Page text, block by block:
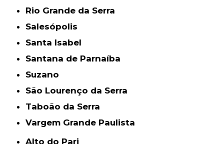
Rio Grande da Serra
Salesópolis
Santa Isabel
Santana de Parnaíba
Suzano
São Lourenço da Serra
Taboão da Serra
Vargem Grande Paulista
Alto do Pari